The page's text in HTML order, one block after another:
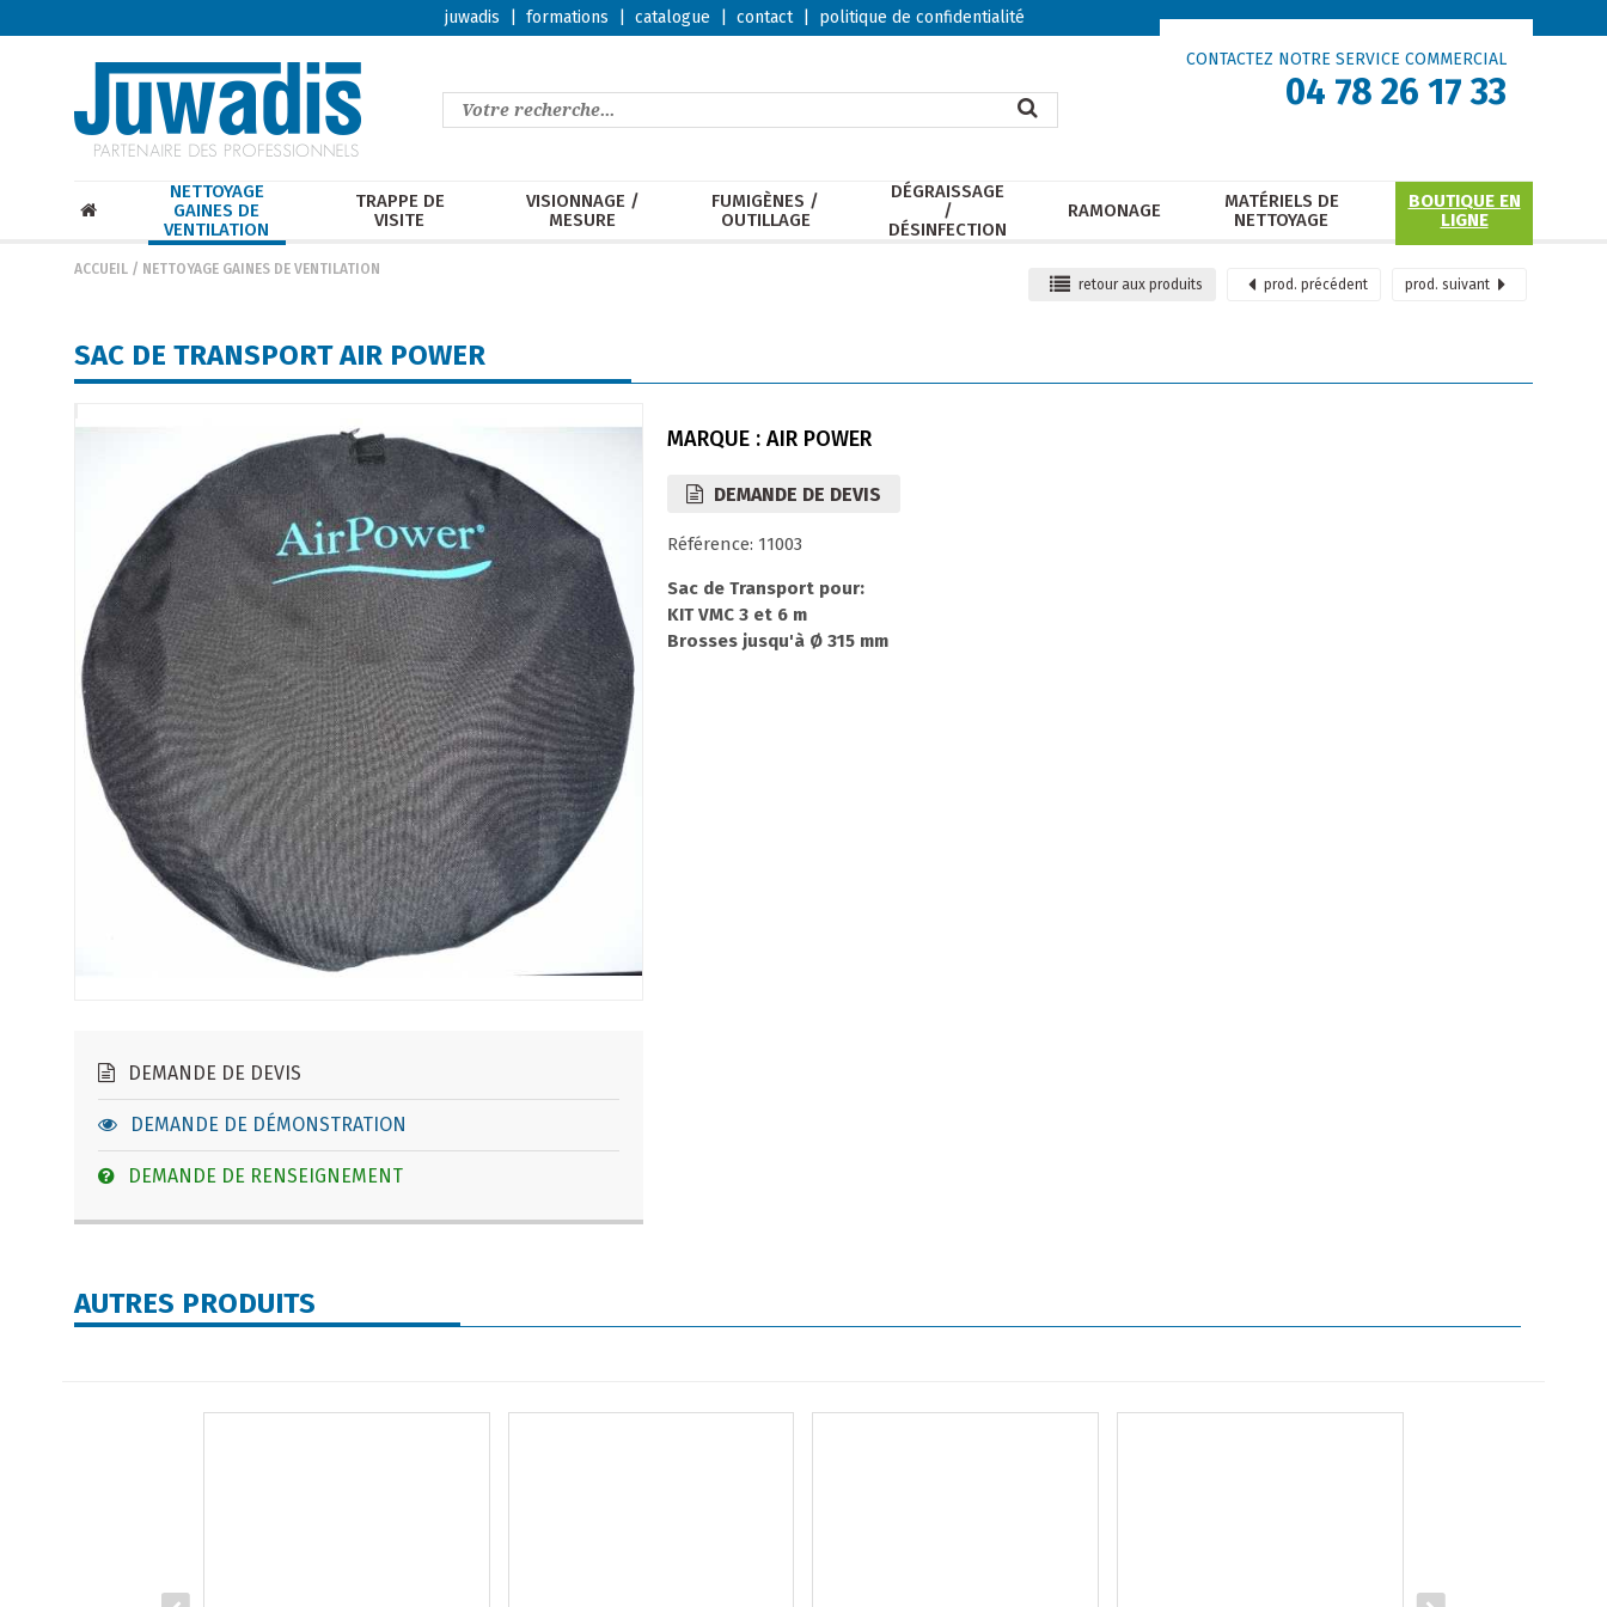
juwadis formations catalogue contact politique de confidentialité
CONTACTEZ NOTRE SERVICE COMMERCIAL
04 78 26 17 33
NETTOYAGE
GAINES DE
VENTILATION
TRAPPE DE
VISITE
VISIONNAGE /
MESURE
FUMIGÈNES /
OUTILLAGE
DÉGRAISSAGE
/
DÉSINFECTION
RAMONAGE
MATÉRIELS DE
NETTOYAGE
BOUTIQUE EN
LIGNE
ACCUEIL / NETTOYAGE GAINES DE VENTILATION
retour aux produits prod. précédent prod. suivant
SAC DE TRANSPORT AIR POWER
DEMANDE DE DEVIS
DEMANDE DE DÉMONSTRATION
DEMANDE DE RENSEIGNEMENT
MARQUE : AIR POWER
DEMANDE DE DEVIS
Référence: 11003
Sac de Transport pour:
KIT VMC 3 et 6 m
Brosses jusqu'à Ø 315 mm
AUTRES PRODUITS